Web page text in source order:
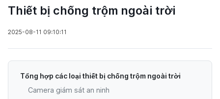
Thiết bị chống trộm ngoài trời
2025-08-11 09:10:11
Tổng hợp các loại thiết bị chống trộm ngoài trời
Camera giám sát an ninh